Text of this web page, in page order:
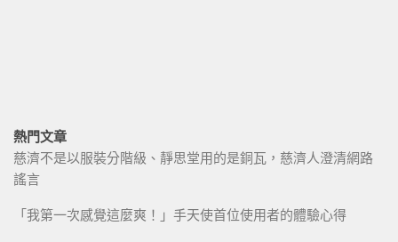
熱門文章
慈濟不是以服裝分階級、靜思堂用的是銅瓦，慈濟人澄清網路
謠言
「我第一次感覺這麼爽！」手天使首位使用者的體驗心得